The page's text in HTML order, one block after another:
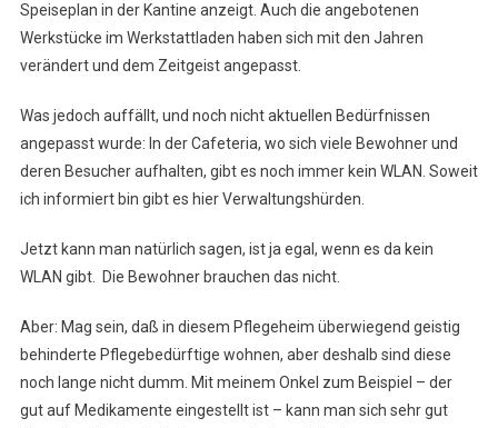
Speiseplan in der Kantine anzeigt. Auch die angebotenen
Werkstücke im Werkstattladen haben sich mit den Jahren
verändert und dem Zeitgeist angepasst.
Was jedoch auffällt, und noch nicht aktuellen Bedürfnissen
angepasst wurde: In der Cafeteria, wo sich viele Bewohner und
deren Besucher aufhalten, gibt es noch immer kein WLAN. Soweit
ich informiert bin gibt es hier Verwaltungshürden.
Jetzt kann man natürlich sagen, ist ja egal, wenn es da kein
WLAN gibt. Die Bewohner brauchen das nicht.
Aber: Mag sein, daß in diesem Pflegeheim überwiegend geistig
behinderte Pflegebedürftige wohnen, aber deshalb sind diese
noch lange nicht dumm. Mit meinem Onkel zum Beispiel – der
gut auf Medikamente eingestellt ist – kann man sich sehr gut